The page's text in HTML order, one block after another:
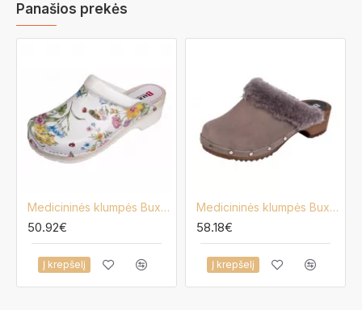
Panašios prekės
Medicininės klumpės Buxa FPU10, gėlėtos
50.92€
Į krepšelį
Medicininės klumpės Buxa PF2
58.18€
Į krepšelį